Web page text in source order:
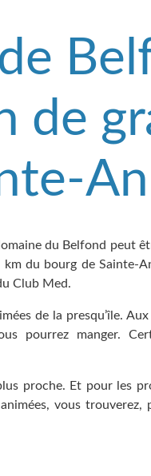
de
du Belfond peut
du bourg de Sainte-
Club Med.
de la presqu’île.
pourrez manger.
proche. Et pour les
vous trouverez,